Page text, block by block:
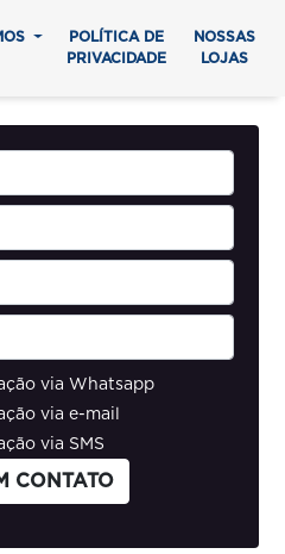
POLÍTICA DE
PRIVACIDADE
NOSSAS
LOJAS
via Whatsapp
via e-mail
via SMS
CONTATO